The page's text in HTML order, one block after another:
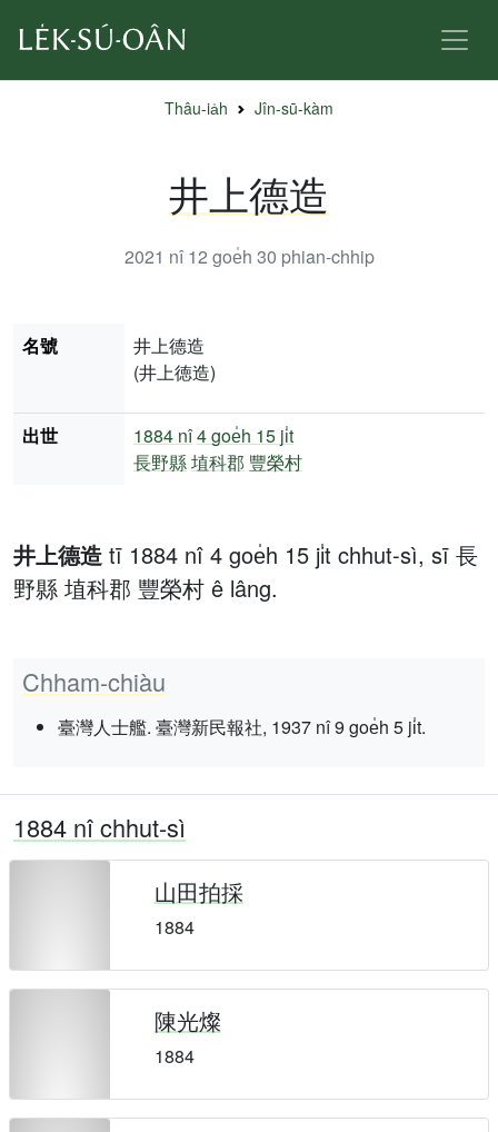
Thâu-ia̍h Jîn-sū-kàm
井上德造
2021 nî 12 goe̍h 30 phian-chhip
井上德造 tī 1884 nî 4 goe̍h 15 ji̍t chhut-sì, sī 長
野縣 埴科郡 豐榮村 ê lâng.
Chham-chiàu
臺灣人士艦. 臺灣新民報社, 1937 nî 9 goe̍h 5 ji̍t.
名號
井上德造
(井上徳造)
出世 1884 nî4 goe̍h 15 ji̍t
長野縣埴科郡 豐榮村
1884 nî chhut-sì
山田拍採
1884
陳光燦
1884